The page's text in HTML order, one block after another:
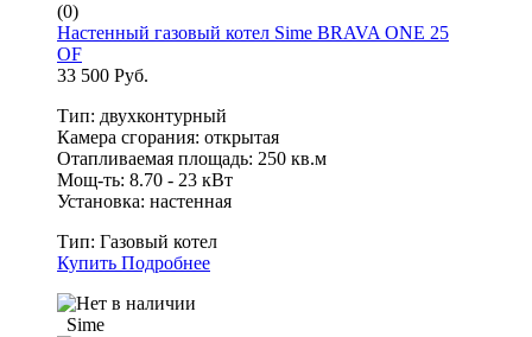
(0)
Настенный газовый котел Sime BRAVA ONE 25
OF
33 500 Руб.
Тип: двухконтурный
Камера сгорания: открытая
Отапливаемая площадь: 250 кв.м
Мощ-ть: 8.70 - 23 кВт
Установка: настенная
Тип: Газовый котел
Купить Подробнее
Sime